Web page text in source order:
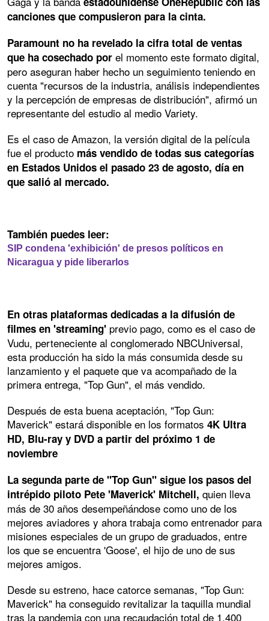
canciones que compusieron para la cinta.
Paramount no ha revelado la cifra total de ventas
que ha cosechado por el momento este formato digital,
pero aseguran haber hecho un seguimiento teniendo en
cuenta "recursos de la industria, análisis independientes
y la percepción de empresas de distribución", afirmó un
representante del estudio al medio Variety.
Es el caso de Amazon, la versión digital de la película
fue el producto más vendido de todas sus categorías
en Estados Unidos el pasado 23 de agosto, día en
que salió al mercado.
También puedes leer:
SIP condena 'exhibición' de presos políticos en
Nicaragua y pide liberarlos
En otras plataformas dedicadas a la difusión de
filmes en 'streaming' previo pago, como es el caso de
Vudu, perteneciente al conglomerado NBCUniversal,
esta producción ha sido la más consumida desde su
lanzamiento y el paquete que va acompañado de la
primera entrega, "Top Gun", el más vendido.
Después de esta buena aceptación, "Top Gun:
Maverick" estará disponible en los formatos 4K Ultra
HD, Blu-ray y DVD a partir del próximo 1 de
noviembre
La segunda parte de "Top Gun" sigue los pasos del
intrépido piloto Pete 'Maverick' Mitchell, quien lleva
más de 30 años desempeñándose como uno de los
mejores aviadores y ahora trabaja como entrenador para
misiones especiales de un grupo de graduados, entre
los que se encuentra 'Goose', el hijo de uno de sus
mejores amigos.
Desde su estreno, hace catorce semanas, "Top Gun:
Maverick" ha conseguido revitalizar la taquilla mundial
tras la pandemia con una recaudación total de 1.400